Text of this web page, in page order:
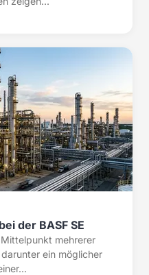
der BASF SE
mehrerer
ein möglicher